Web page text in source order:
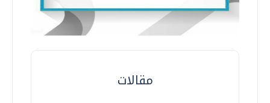
مقالات